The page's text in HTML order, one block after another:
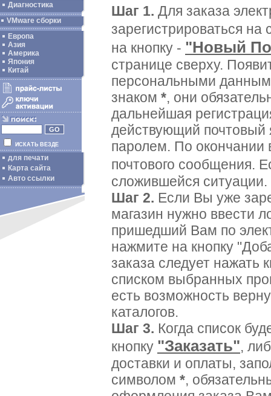
Диагностика
VMware сборки
Европа
Азия
Америка
Япония
Китай
ИСКАТЬ ВЕЗДЕ
для печати
Карта сайта
Авто ссылки
Шаг 1. Для заказа
зарегистрироваться на
на кнопку - "Новый
странице сверху.
персональными
знаком *, они
дальнейшая
действующий почтовый
паролем. По окончании
почтового сообщения.
сложившейся ситуации.
Шаг 2. Если Вы уже
магазин нужно ввести
пришедший Вам по
нажмите на кнопку
заказа следует нажать
списком выбранных
есть возможность
каталогов.
Шаг 3. Когда список
кнопку "Заказать",
доставки и оплаты,
символом *,